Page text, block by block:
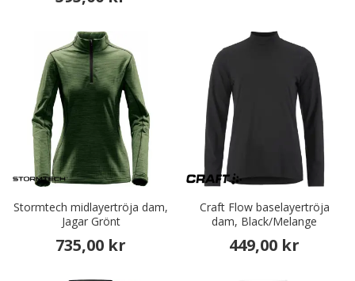
Stormtech midlayertröja dam,
Jagar Grönt
735,00 kr
Craft Flow baselayertröja
dam, Black/Melange
449,00 kr